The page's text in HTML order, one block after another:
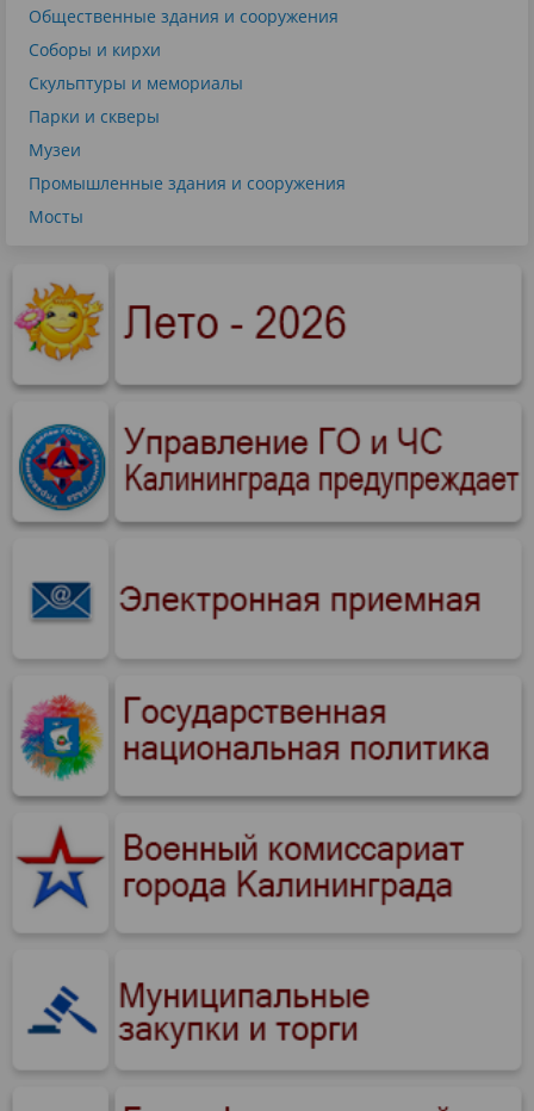
Общественные здания и сооружения
Соборы и кирхи
Скульптуры и мемориалы
Парки и скверы
Музеи
Промышленные здания и сооружения
Мосты